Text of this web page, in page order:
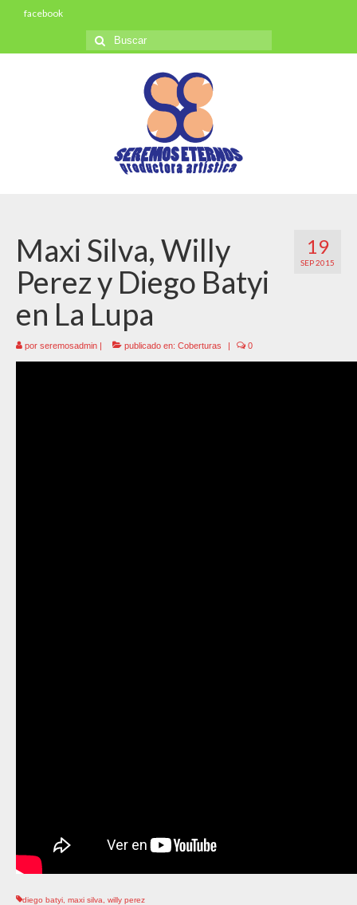
facebook
Buscar
por:
19
SEP 2015
Maxi Silva, Willy
Perez y Diego Batyi
en La Lupa
por seremosadmin | publicado en: Coberturas | 0
diego batyi maxi silva willy perez